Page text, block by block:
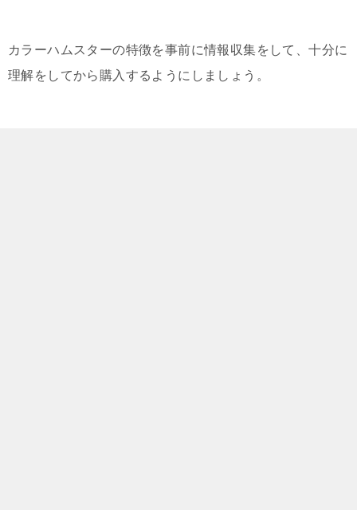
カラーハムスターの特徴を事前に情報収集をして、十分に
理解をしてから購入するようにしましょう。